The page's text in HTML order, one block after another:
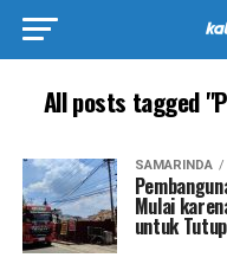
All posts tagged
SAMARINDA
Mulai
untuk